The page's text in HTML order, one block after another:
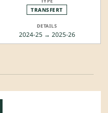
TRANSFERT
2024-25 → 2025-26